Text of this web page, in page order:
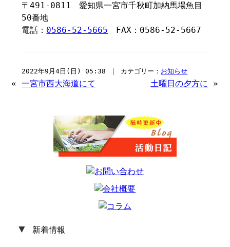
〒491-0811 愛知県一宮市千秋町加納馬場魚目
50番地
電話： 0586-52-5665 FAX：0586-52-5667
2022年9月4日(日) 05:38 ｜ カテゴリー： お知らせ
«一宮市西大海道にて 土曜日の夕方に »
▼ 新着情報